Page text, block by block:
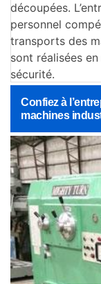
découpées.
personnel
transports des
sont réalisées
sécurité.
Confiez à
machines